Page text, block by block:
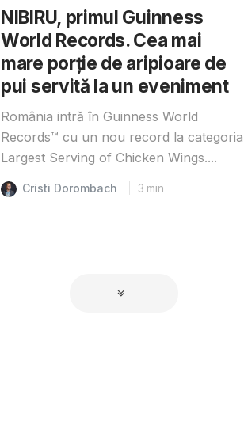
NIBIRU, primul Guinness
World Records. Cea mai
mare porție de aripioare de
pui servită la un eveniment
România intră în Guinness World
Records™️ cu un nou record la categoria
Largest Serving of Chicken Wings....
Cristi Dorombach 3 min